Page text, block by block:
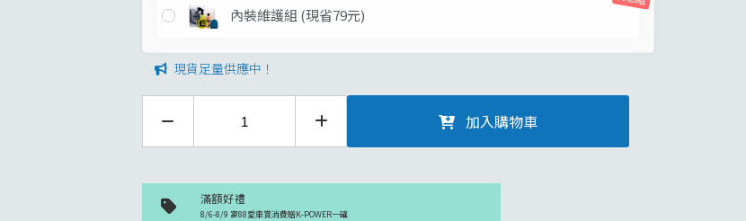
內裝維護組 (現省79元)
現貨足量供應中！
加入購物車
滿額好禮
8/6-8/9 富88愛車賞消費贈K-POWER一罐